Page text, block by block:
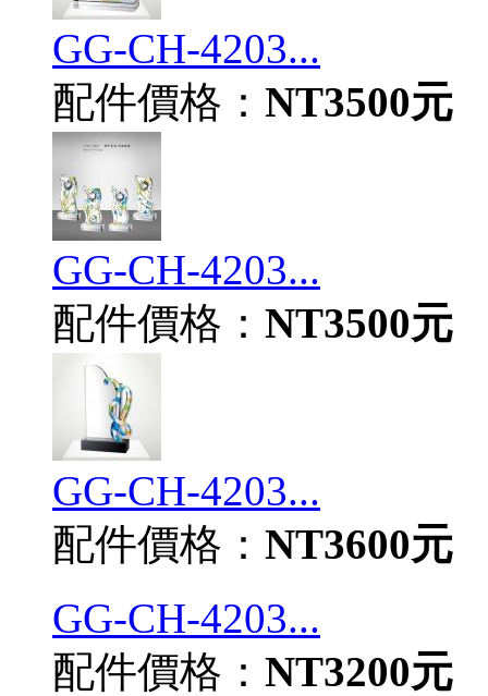
GG-CH-4203...
配件價格： NT3500元
GG-CH-4203...
配件價格： NT3500元
GG-CH-4203...
配件價格： NT3600元
GG-CH-4203...
配件價格： NT3200元